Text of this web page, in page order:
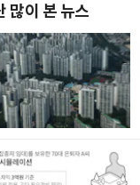
많이 본 뉴스